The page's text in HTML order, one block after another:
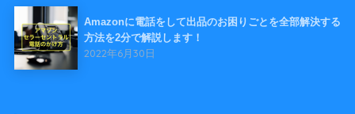
Amazonに電話をして出品のお困りごとを全部解決する
方法を2分で解説します！
2022年6月30日